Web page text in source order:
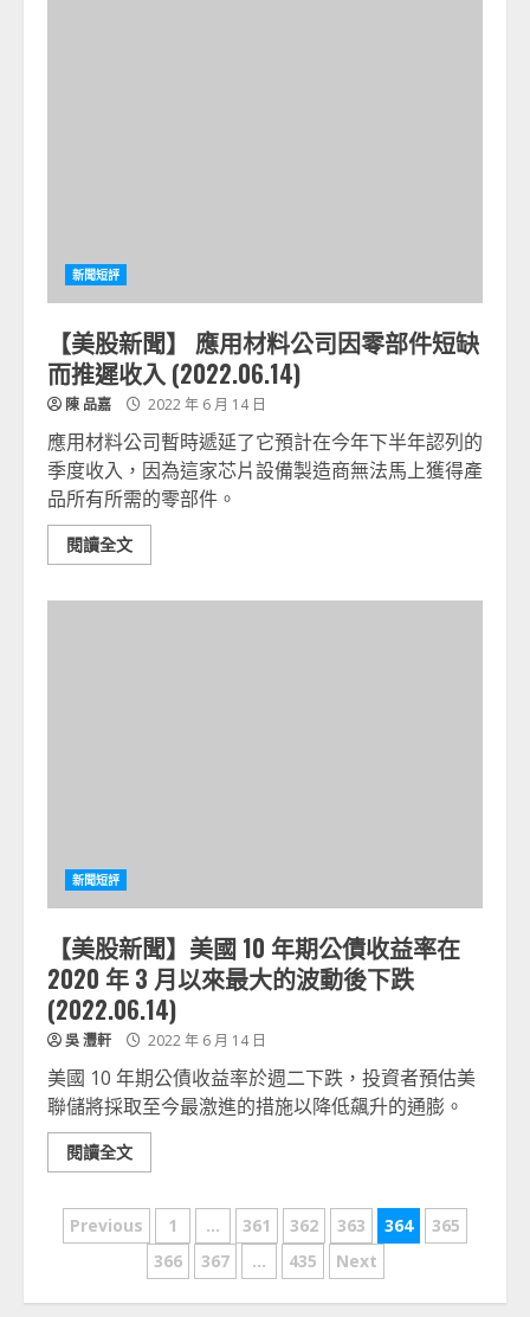
新聞短評
【美股新聞】 應用材料公司因零部件短缺
而推遲收入 (2022.06.14)
陳 品嘉 2022 年 6 月 14 日
應用材料公司暫時遞延了它預計在今年下半年認列的
季度收入，因為這家芯片設備製造商無法馬上獲得產
品所有所需的零部件。
閱讀全文
新聞短評
【美股新聞】美國 10 年期公債收益率在
2020 年 3 月以來最大的波動後下跌
(2022.06.14)
吳 灃軒 2022 年 6 月 14 日
美國 10 年期公債收益率於週二下跌，投資者預估美
聯儲將採取至今最激進的措施以降低飆升的通膨。
閱讀全文
文Previous 1 ... 361 362 363 364
365
366
367 ... 435 Next